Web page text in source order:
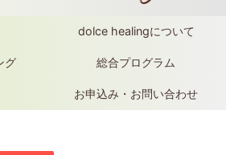
dolce healingについて
グ 総合プログラム
お申込み・お問い合わせ